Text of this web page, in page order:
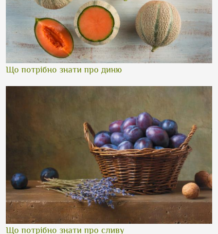
Що потрібно знати про диню
Що потрібно знати про сливу